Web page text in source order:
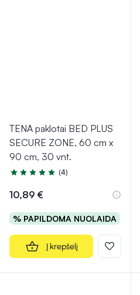
TENA paklotai BED PLUS
SECURE ZONE, 60 cm x
90 cm, 30 vnt.
Įvertinimas 5.0 iš 5
(4)
10,89 €
% PAPILDOMA NUOLAIDA
Į krepšelį